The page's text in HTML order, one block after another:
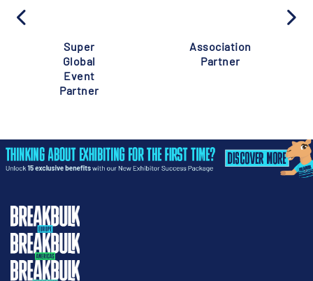
Super
Global
Event
Partner
Association
Partner